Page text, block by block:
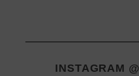
INSTAGRAM